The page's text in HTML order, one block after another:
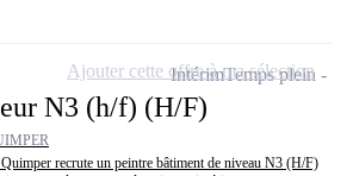
N3 (h/f) (H/F)
recrute un peintre bâtiment de niveau N3 (H/F)
IntérimTemps plein
Ajouter cette offre à ma sélection